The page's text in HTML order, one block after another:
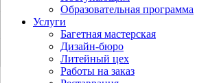
Образовательная программа
Услуги
Багетная мастерская
Дизайн-бюро
Литейный цех
Работы на заказ